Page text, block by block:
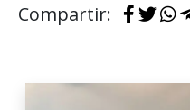
Compartir: